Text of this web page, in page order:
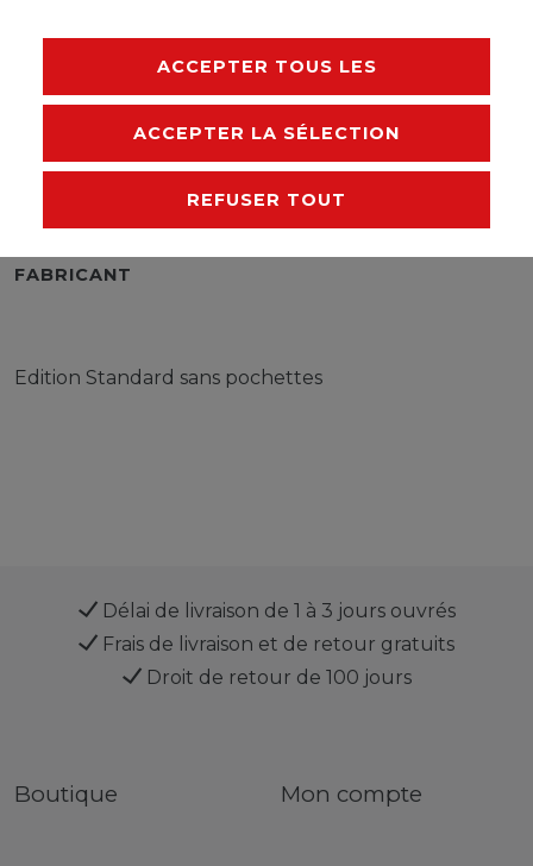
DESCRIPTION
AUTRES DÉTAILS
FABRICANT
Edition Standard sans pochettes
Délai de livraison de 1 à 3 jours ouvrés
Frais de livraison et de retour gratuits
Droit de retour de 100 jours
Boutique Mon compte
ACCEPTER TOUS LES
ACCEPTER LA SÉLECTION
REFUSER TOUT